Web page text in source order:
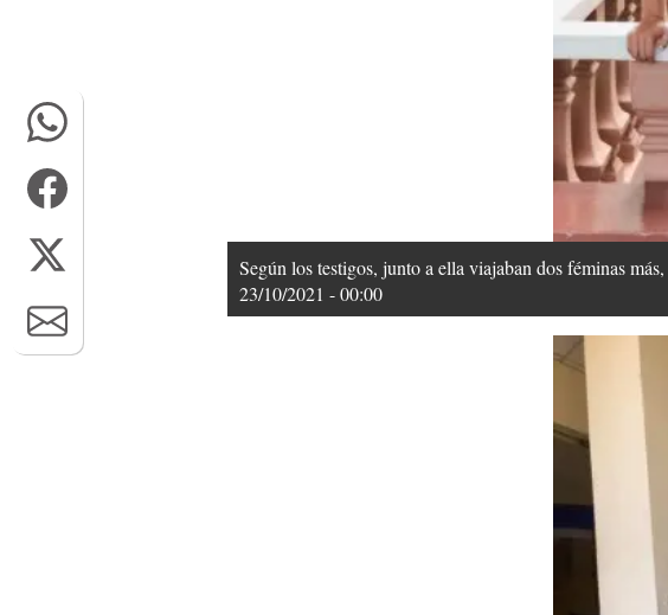
Según los testigos, junto a ella viajaban dos féminas
23/10/2021 - 00:00